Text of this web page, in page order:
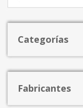
Categorías
Fabricantes